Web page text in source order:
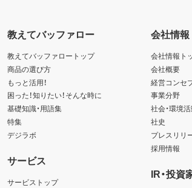
教えてバッファロー
教えてバッファロートップ
商品の選び方
もっと活用！
困った！知りたい！そんな時に
基礎知識・用語集
特集
デジラボ
サービス
サービストップ
会社情報
会社情報ト
会社概要
経営コンセ
事業分野
社会・環境
社史
プレスリリ
採用情報
IR・投資